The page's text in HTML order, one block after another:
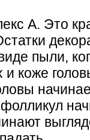
А. Это
пыли,
коже